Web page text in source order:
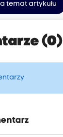
temat artykułu
(0)